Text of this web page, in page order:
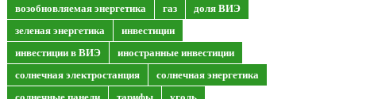
возобновляемая энергетика
газ
доля ВИЭ
зеленая энергетика
инвестиции
инвестиции в ВИЭ
иностранные инвестиции
солнечная электростанция
солнечная энергетика
солнечные панели
тарифы уголь